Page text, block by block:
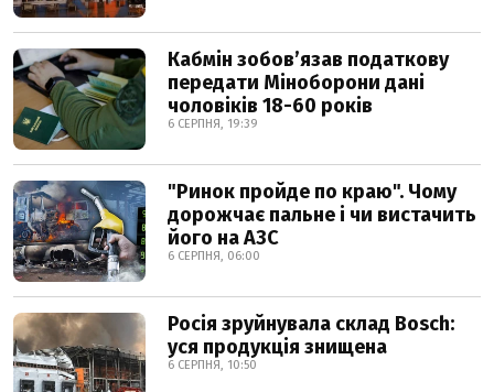
Кабмін зобовʼязав податкову
передати Міноборони дані
чоловіків 18-60 років
6 СЕРПНЯ, 19:39
"Ринок пройде по краю". Чому
дорожчає пальне і чи вистачить
його на АЗС
6 СЕРПНЯ, 06:00
Росія зруйнувала склад Bosch:
уся продукція знищена
6 СЕРПНЯ, 10:50